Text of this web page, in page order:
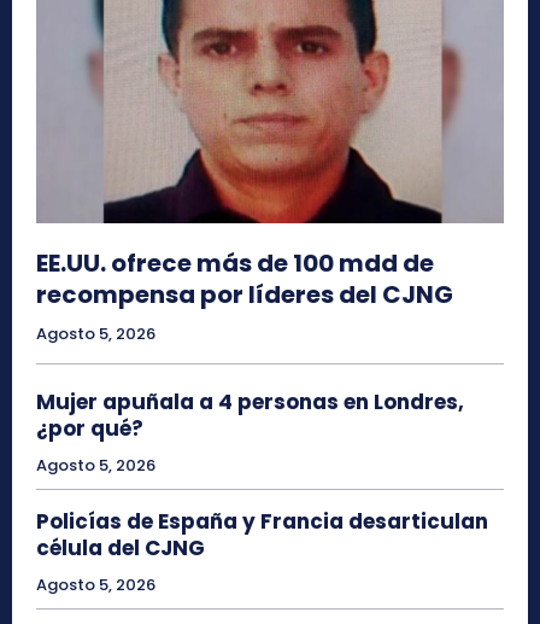
EE.UU. ofrece más de 100 mdd de
recompensa por líderes del CJNG
Agosto 5, 2026
Mujer apuñala a 4 personas en Londres,
¿por qué?
Agosto 5, 2026
Policías de España y Francia desarticulan
célula del CJNG
Agosto 5, 2026